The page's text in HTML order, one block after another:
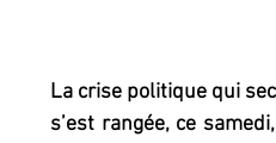
La crise politique qui
s’est rangée, ce